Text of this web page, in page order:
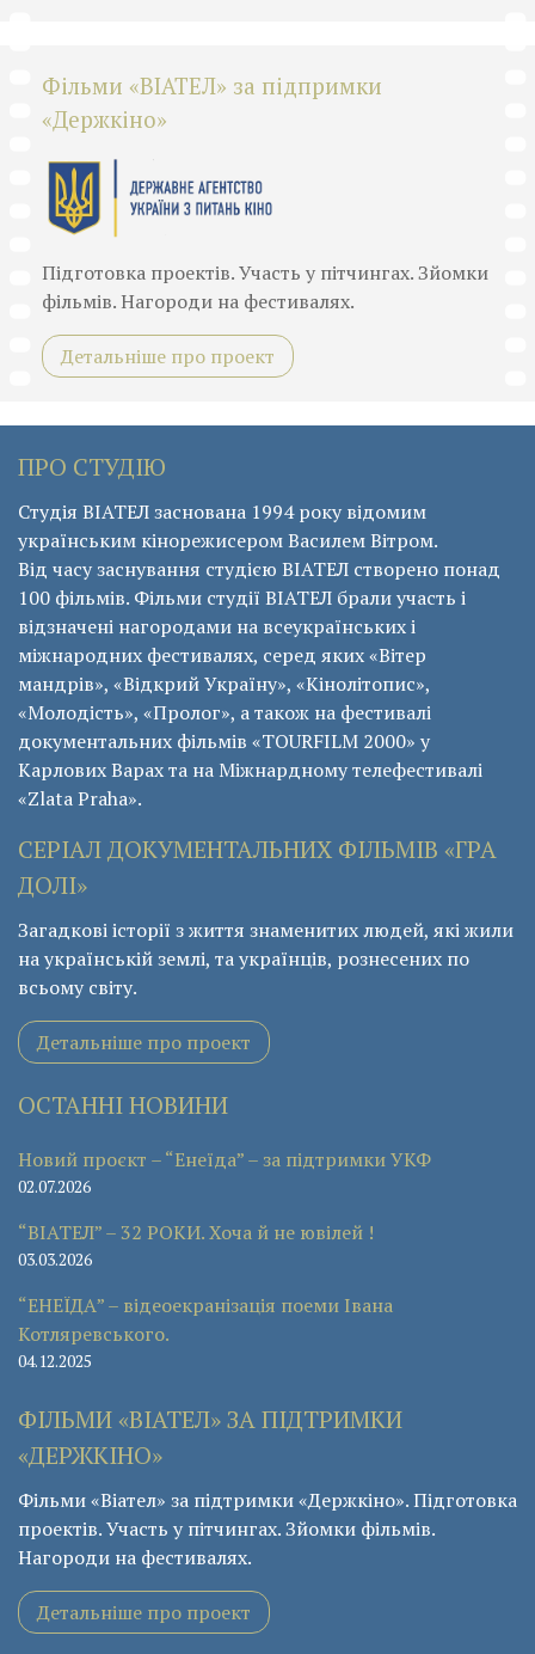
Фільми «ВІАТЕЛ» за підпримки
«Держкіно»
Підготовка проектів. Участь у пітчингах. Зйомки
фільмів. Нагороди на фестивалях.
Детальніше про проект
ПРО СТУДІЮ
Студія ВІАТЕЛ заснована 1994 року відомим
українським кінорежисером Василем Вітром.
Від часу заснування студією ВІАТЕЛ створено понад
100 фільмів. Фільми студії ВІАТЕЛ брали участь і
відзначені нагородами на всеукраїнських і
міжнародних фестивалях, серед яких «Вітер
мандрів», «Відкрий Україну», «Кінолітопис»,
«Молодість», «Пролог», а також на фестивалі
документальних фільмів «ТОURFILM 2000» у
Карлових Варах та на Міжнардному телефестивалі
«Zlata Praha».
СЕРІАЛ ДОКУМЕНТАЛЬНИХ ФІЛЬМІВ «ГРА
ДОЛІ»
Загадкові історії з життя знаменитих людей, які жили
на українській землі, та українців, рознесених по
всьому світу.
Детальніше про проект
ОСТАННІ НОВИНИ
Новий проєкт – “Енеїда” – за підтримки УКФ
02.07.2026
“ВІАТЕЛ” – 32 РОКИ. Хоча й не ювілей !
03.03.2026
“ЕНЕЇДА” – відеоекранізація поеми Івана
Котляревського.
04.12.2025
ФІЛЬМИ «ВІАТЕЛ» ЗА ПІДТРИМКИ
«ДЕРЖКІНО»
Фільми «Віател» за підтримки «Держкіно». Підготовка
проектів. Участь у пітчингах. Зйомки фільмів.
Нагороди на фестивалях.
Детальніше про проект